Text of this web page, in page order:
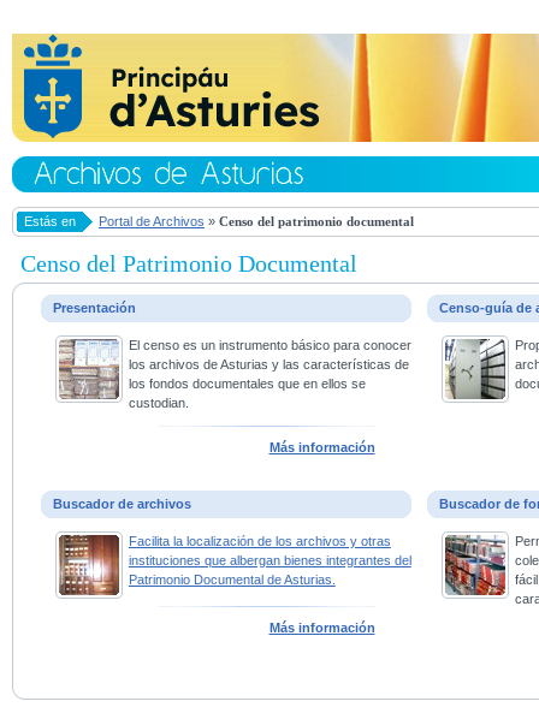
Estás en Portal de Archivos » Censo del patrimonio documental
Censo del Patrimonio Documental
Presentación
El censo es un instrumento básico para conocer
los archivos de Asturias y las características de
los fondos documentales que en ellos se
custodian.
Más información
Censo-guía de
Buscador de archivos
Facilita la localización de los archivos y otras
instituciones que albergan bienes integrantes del
Patrimonio Documental de Asturias.
Más información
Buscador de